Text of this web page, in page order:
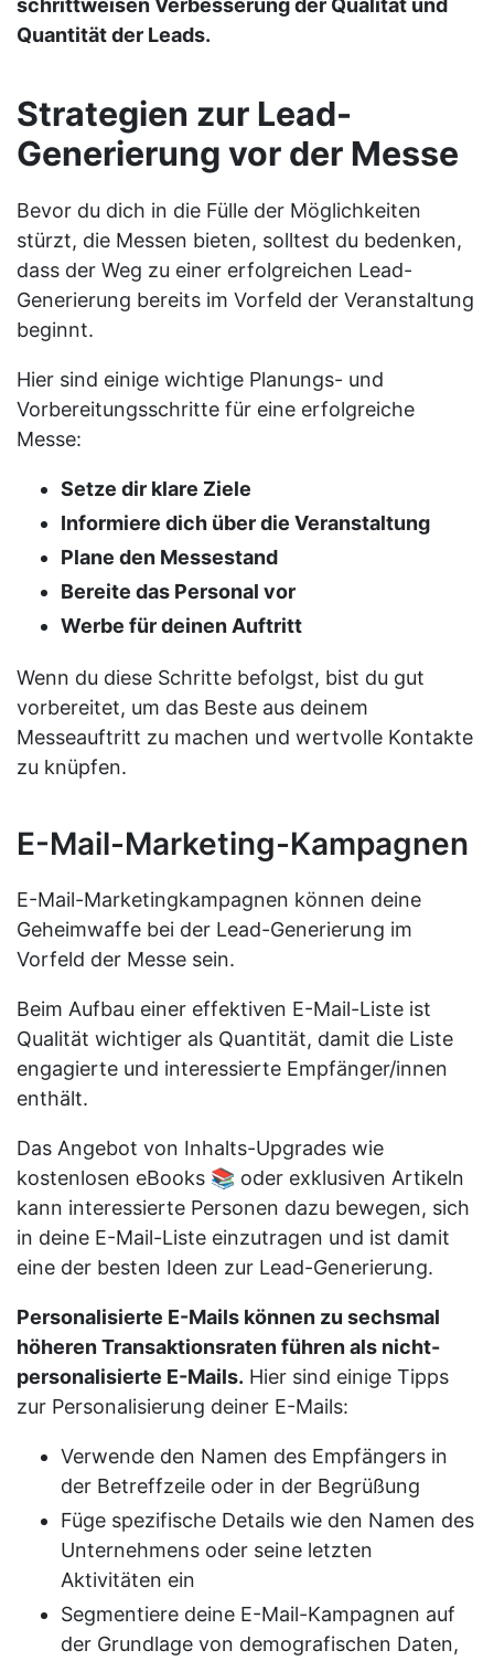
schrittweisen Verbesserung der Qualität und
Quantität der Leads.
Strategien zur Lead-
Generierung vor der Messe
Bevor du dich in die Fülle der Möglichkeiten
stürzt, die Messen bieten, solltest du bedenken,
dass der Weg zu einer erfolgreichen Lead-
Generierung bereits im Vorfeld der Veranstaltung
beginnt.
Hier sind einige wichtige Planungs- und
Vorbereitungsschritte für eine erfolgreiche
Messe:
Setze dir klare Ziele
Informiere dich über die Veranstaltung
Plane den Messestand
Bereite das Personal vor
Werbe für deinen Auftritt
Wenn du diese Schritte befolgst, bist du gut
vorbereitet, um das Beste aus deinem
Messeauftritt zu machen und wertvolle Kontakte
zu knüpfen.
E-Mail-Marketing-Kampagnen
E-Mail-Marketingkampagnen können deine
Geheimwaffe bei der Lead-Generierung im
Vorfeld der Messe sein.
Beim Aufbau einer effektiven E-Mail-Liste ist
Qualität wichtiger als Quantität, damit die Liste
engagierte und interessierte Empfänger/innen
enthält.
Das Angebot von Inhalts-Upgrades wie
kostenlosen eBooks 📚 oder exklusiven Artikeln
kann interessierte Personen dazu bewegen, sich
in deine E-Mail-Liste einzutragen und ist damit
eine der besten Ideen zur Lead-Generierung.
Personalisierte E-Mails können zu sechsmal
höheren Transaktionsraten führen als nicht-
personalisierte E-Mails. Hier sind einige Tipps
zur Personalisierung deiner E-Mails:
Verwende den Namen des Empfängers in
der Betreffzeile oder in der Begrüßung
Füge spezifische Details wie den Namen des
Unternehmens oder seine letzten
Aktivitäten ein
Segmentiere deine E-Mail-Kampagnen auf
der Grundlage von demografischen Daten,